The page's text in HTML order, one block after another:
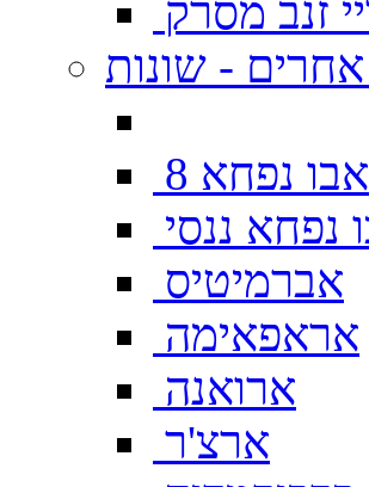
זנב מסרק
אחרים - שונות
אבו נפחא 8
נפחא ננסי
אברמיטיס
אראפאימה
ארואנה
ארצ'ר